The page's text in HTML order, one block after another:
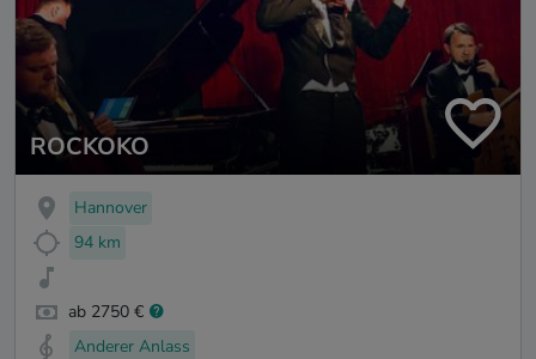
ROCKOKO
Hannover
94 km
ab 2750 €
Anderer Anlass